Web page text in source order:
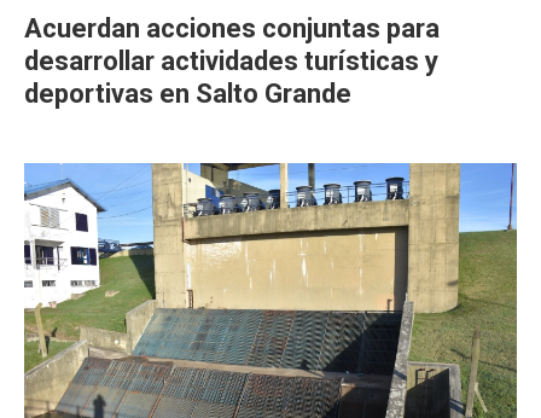
Acuerdan acciones conjuntas para
desarrollar actividades turísticas y
deportivas en Salto Grande